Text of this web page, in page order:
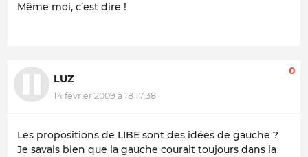
Même moi, c’est dire !
LUZ
14 février 2009 à 18:17:38
0
Les propositions de LIBE sont des idées de gauche ?
Je savais bien que la gauche courait toujours dans la